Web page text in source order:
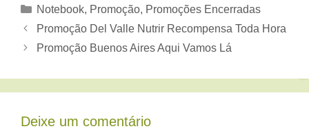
Categorias
Notebook, Promoção, Promoções Encerradas
Promoção Del Valle Nutrir Recompensa Toda Hora
Promoção Buenos Aires Aqui Vamos Lá
Deixe um comentário